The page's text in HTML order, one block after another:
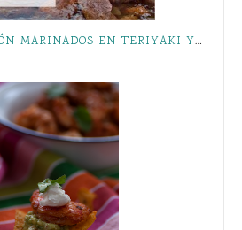
DADITOS DE SALMÓN MARINADOS EN TERIYAKI Y LOS BENEFICIOS DE PERTENECER AL CLUB LA SIRENA